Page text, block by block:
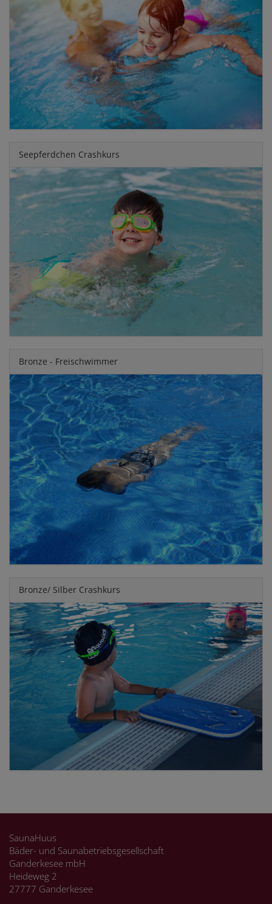
Seepferdchen Crashkurs
Bronze - Freischwimmer
Bronze/ Silber Crashkurs
SaunaHuus
Bäder- und Saunabetriebsgesellschaft
Ganderkesee mbH
Heideweg 2
27777 Ganderkesee